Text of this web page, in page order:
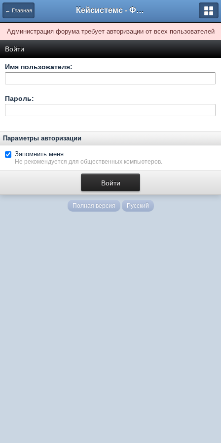
← Главная Кейсистемс - Форумы
Администрация форума требует авторизации от всех пользователей
Войти
Имя пользователя:
Пароль:
Параметры авторизации
Запомнить меня
Не рекомендуется для общественных компьютеров.
Полная версия Русский